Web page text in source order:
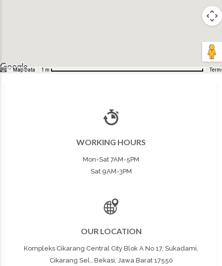
Map Data 1 m
WORKING HOURS
Mon-Sat 7AM-5PM
Sat 9AM-3PM
OUR LOCATION
Kompleks Cikarang Central City Blok A No 17, Sukadami,
Cikarang Sel., Bekasi, Jawa Barat 17550